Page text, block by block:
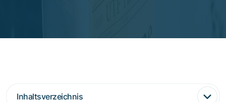
Inhaltsverzeichnis